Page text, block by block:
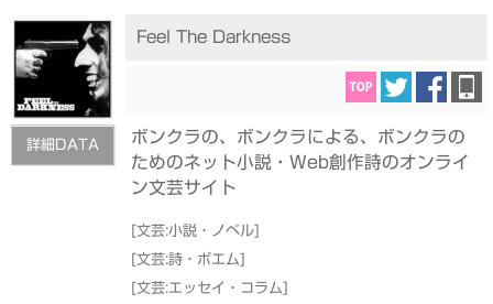
詳細DATA
Feel The Darkness
ボンクラの、ボンクラによる、ボンクラの
ためのネット小説・Web創作詩のオンライ
ン文芸サイト
[文芸:小説・ノベル]
[文芸:詩・ポエム]
[文芸:エッセイ・コラム]